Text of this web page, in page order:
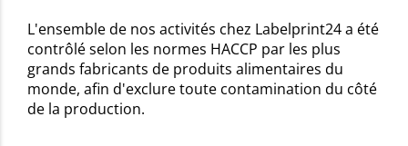
L'ensemble de nos activités chez Labelprint24 a été
contrôlé selon les normes HACCP par les plus
grands fabricants de produits alimentaires du
monde, afin d'exclure toute contamination du côté
de la production.